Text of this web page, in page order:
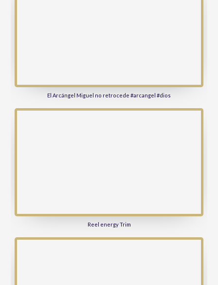
El Arcángel Miguel no retrocede #arcangel #dios
Reel energy Trim